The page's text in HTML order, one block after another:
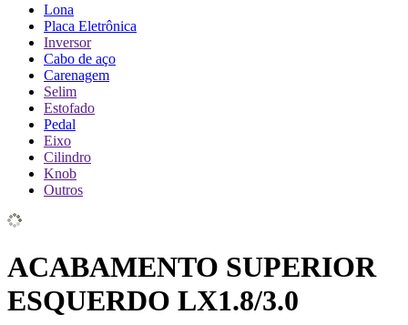
Lona
Placa Eletrônica
Inversor
Cabo de aço
Carenagem
Selim
Estofado
Pedal
Eixo
Cilindro
Knob
Outros
ACABAMENTO SUPERIOR
ESQUERDO LX1.8/3.0